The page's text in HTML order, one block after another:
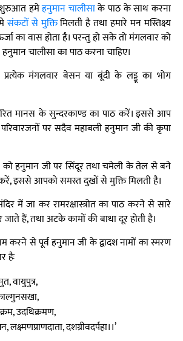
शुरुआत हमेहनुमान चालीसाके पाठ के साथ करना
संकटों से मुक्तिमिलती है तथा हमारे मन मस्तिक्ष्य
का वास होता है। परन्तु हो सके तो मंगलवार को
चालीसा का पाठ करना चाहिए।
मंगलवार बेसन या बूंदी के लड्डू का भोग
मानस के सुन्दरकाण्ड का पाठ करें। इससे आप
पर सदैव महाबली हनुमान जी की कृपा
को हनुमान जी पर सिंदूर तथा चमेली के तेल से बने
इससे आपको समस्त दुखों से मुक्ति मिलती है।
में जा कर रामरक्षास्त्रोत का पाठ करने से सारे
हैं, तथा अटके कामों की बाधा दूर होती है।
करने से पूर्व हनुमान जी के द्वादश नामों का स्मरण
हैः
वायुपुत्र,
उदधिक्रमण,
दशग्रीवदर्पहा।।’